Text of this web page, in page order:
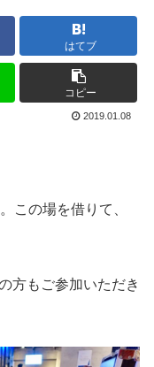
はてブ
コピー
2019.01.08
この場を借りて、
方もご参加いただき